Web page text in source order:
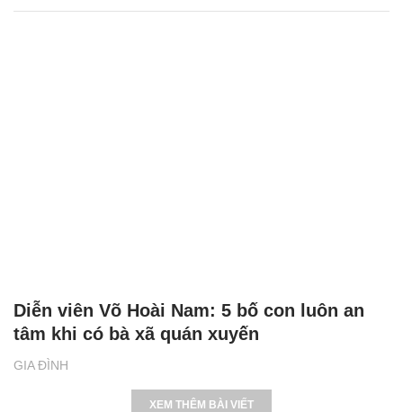
GIA ĐÌNH
Diễn viên Võ Hoài Nam: 5 bố con luôn an
tâm khi có bà xã quán xuyến
XEM THÊM BÀI VIẾT